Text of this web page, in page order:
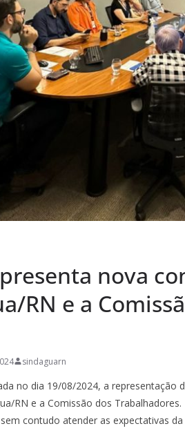
nova
RN e a
sindaguarn
no dia 19/08/2024, a
RN e a Comissão dos
contudo atender as expectativas